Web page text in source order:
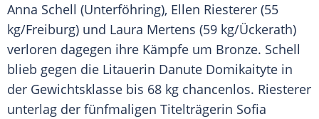
Anna Schell (Unterföhring), Ellen Riesterer (55
kg/Freiburg) und Laura Mertens (59 kg/Ückerath)
verloren dagegen ihre Kämpfe um Bronze. Schell
blieb gegen die Litauerin Danute Domikaityte in
der Gewichtsklasse bis 68 kg chancenlos. Riesterer
unterlag der fünfmaligen Titelträgerin Sofia